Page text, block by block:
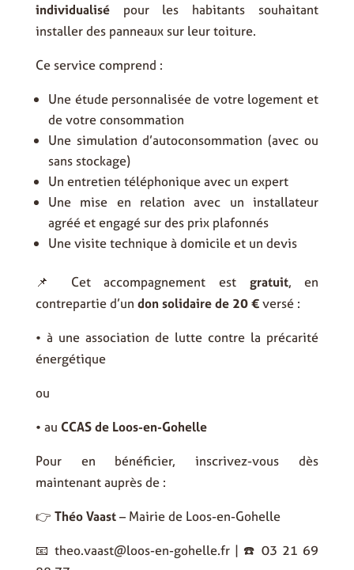
individualisépour les habitants souhaitant
installer des panneaux sur leur toiture.
Ce service comprend :
Une étude personnalisée de votre logement et
de votre consommation
Une simulation d’autoconsommation (avec ou
sans stockage)
Un entretien téléphonique avec un expert
Une mise en relation avec un installateur
agréé et engagé sur des prix plafonnés
Une visite technique à domicile et un devis
📌 Cet accompagnement est gratuit, en
contrepartie d’un don solidaire de 20 €versé :
• à une association de lutte contre la précarité
énergétique
ou
• au CCAS de Loos-en-Gohelle
Pour en bénéficier, inscrivez-vous dès
maintenant auprès de :
👉 Théo Vaast– Mairie de Loos-en-Gohelle
📧 theo.vaast@loos-en-gohelle.fr | ☎️ 03 21 69